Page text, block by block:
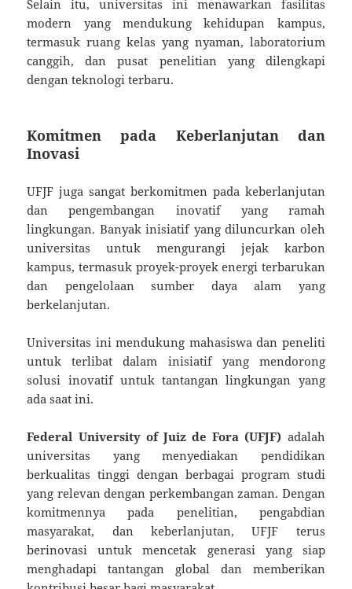
Selain itu, universitas ini menawarkan fasilitas
modern yang mendukung kehidupan kampus,
termasuk ruang kelas yang nyaman, laboratorium
canggih, dan pusat penelitian yang dilengkapi
dengan teknologi terbaru.
Komitmen pada Keberlanjutan dan
Inovasi
UFJF juga sangat berkomitmen pada keberlanjutan
dan pengembangan inovatif yang ramah
lingkungan. Banyak inisiatif yang diluncurkan oleh
universitas untuk mengurangi jejak karbon
kampus, termasuk proyek-proyek energi terbarukan
dan pengelolaan sumber daya alam yang
berkelanjutan.
Universitas ini mendukung mahasiswa dan peneliti
untuk terlibat dalam inisiatif yang mendorong
solusi inovatif untuk tantangan lingkungan yang
ada saat ini.
Federal University of Juiz de Fora (UFJF) adalah
universitas yang menyediakan pendidikan
berkualitas tinggi dengan berbagai program studi
yang relevan dengan perkembangan zaman. Dengan
komitmennya pada penelitian, pengabdian
masyarakat, dan keberlanjutan, UFJF terus
berinovasi untuk mencetak generasi yang siap
menghadapi tantangan global dan memberikan